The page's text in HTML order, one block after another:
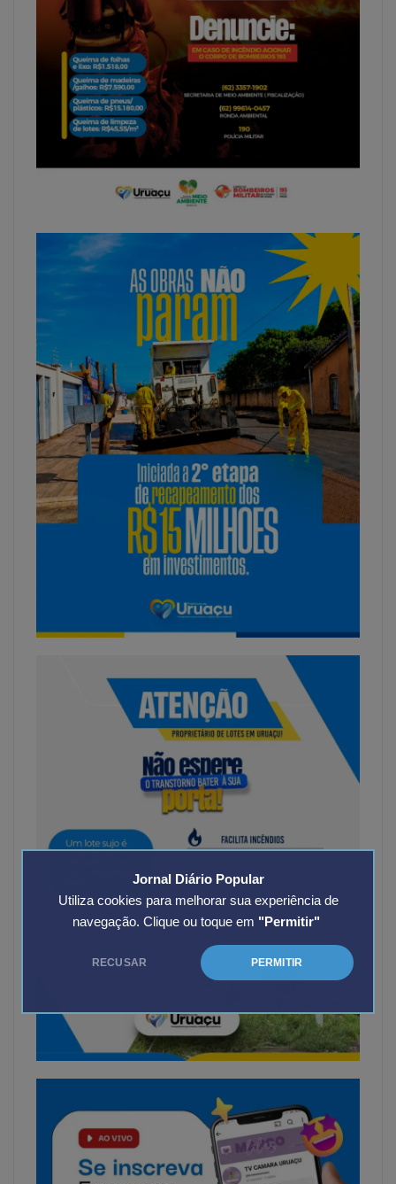
Jornal Diário Popular
Utiliza cookies para melhorar sua experiência de
navegação. Clique ou toque em "Permitir"
RECUSAR PERMITIR